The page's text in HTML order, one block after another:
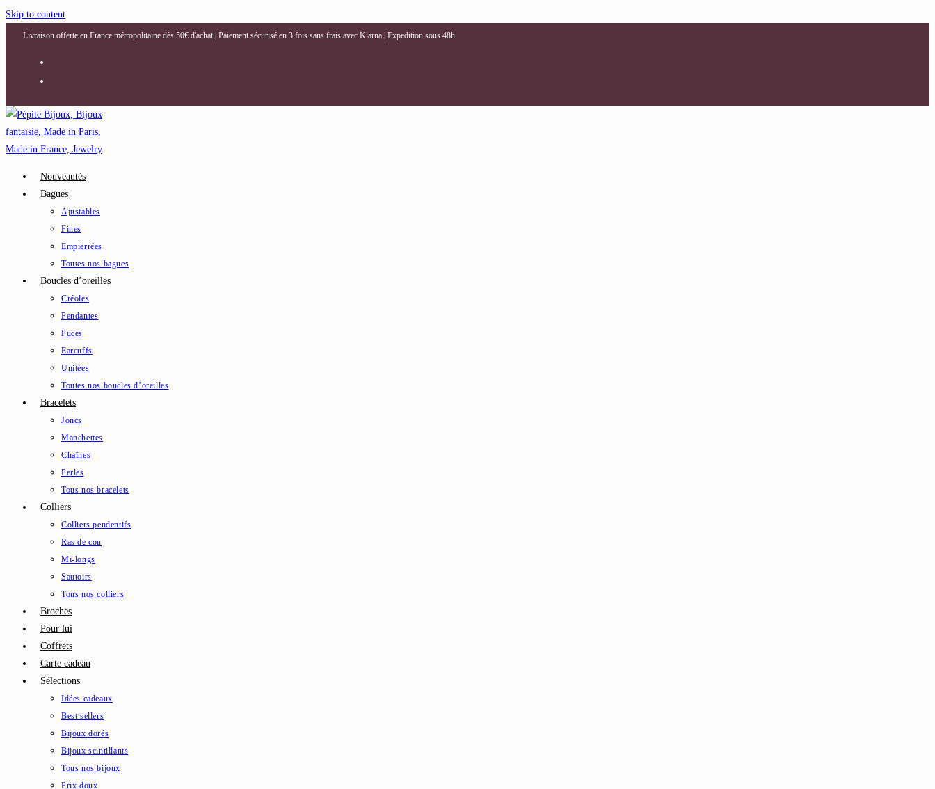
Skip to content
Livraison offerte en France métropolitaine dès 50€ d'achat | Paiement sécurisé en 3 fois sans frais avec Klarna | Expedition sous 48h
Nouveautés
Bagues
Ajustables
Fines
Empierrées
Toutes nos bagues
Boucles d’oreilles
Créoles
Pendantes
Puces
Earcuffs
Unitées
Toutes nos boucles d’oreilles
Bracelets
Joncs
Manchettes
Chaînes
Perles
Tous nos bracelets
Colliers
Colliers pendentifs
Ras de cou
Mi-longs
Sautoirs
Tous nos colliers
Broches
Pour lui
Coffrets
Carte cadeau
Sélections
Idées cadeaux
Best sellers
Bijoux dorés
Bijoux scintillants
Tous nos bijoux
Prix doux